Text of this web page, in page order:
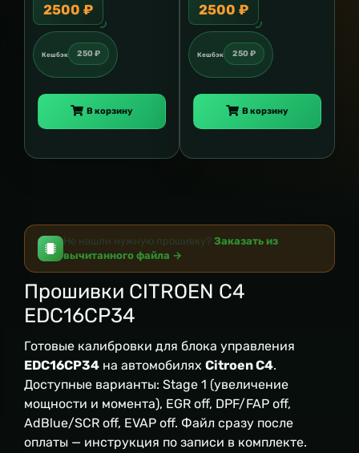
2500 ₽
Кешбэк 250 ₽
В корзину
2500 ₽
Кешбэк 250 ₽
В корзину
Не нашли нужную прошивку? Заказать из
вычитанного файла →
Прошивки CITROEN C4
EDC16CP34
Готовые калибровки для блока управления
EDC16CP34 на автомобилях Citroen C4.
Доступные варианты: Stage 1 (увеличение
мощности и момента), EGR off, DPF/FAP off,
AdBlue/SCR off, EVAP off. Файл сразу после
оплаты — инструкция по записи в комплекте.